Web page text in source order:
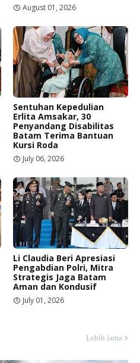
August 01, 2026
Sentuhan Kepedulian
Erlita Amsakar, 30
Penyandang Disabilitas
Batam Terima Bantuan
Kursi Roda
July 06, 2026
Li Claudia Beri Apresiasi
Pengabdian Polri, Mitra
Strategis Jaga Batam
Aman dan Kondusif
July 01, 2026
Lebih lama